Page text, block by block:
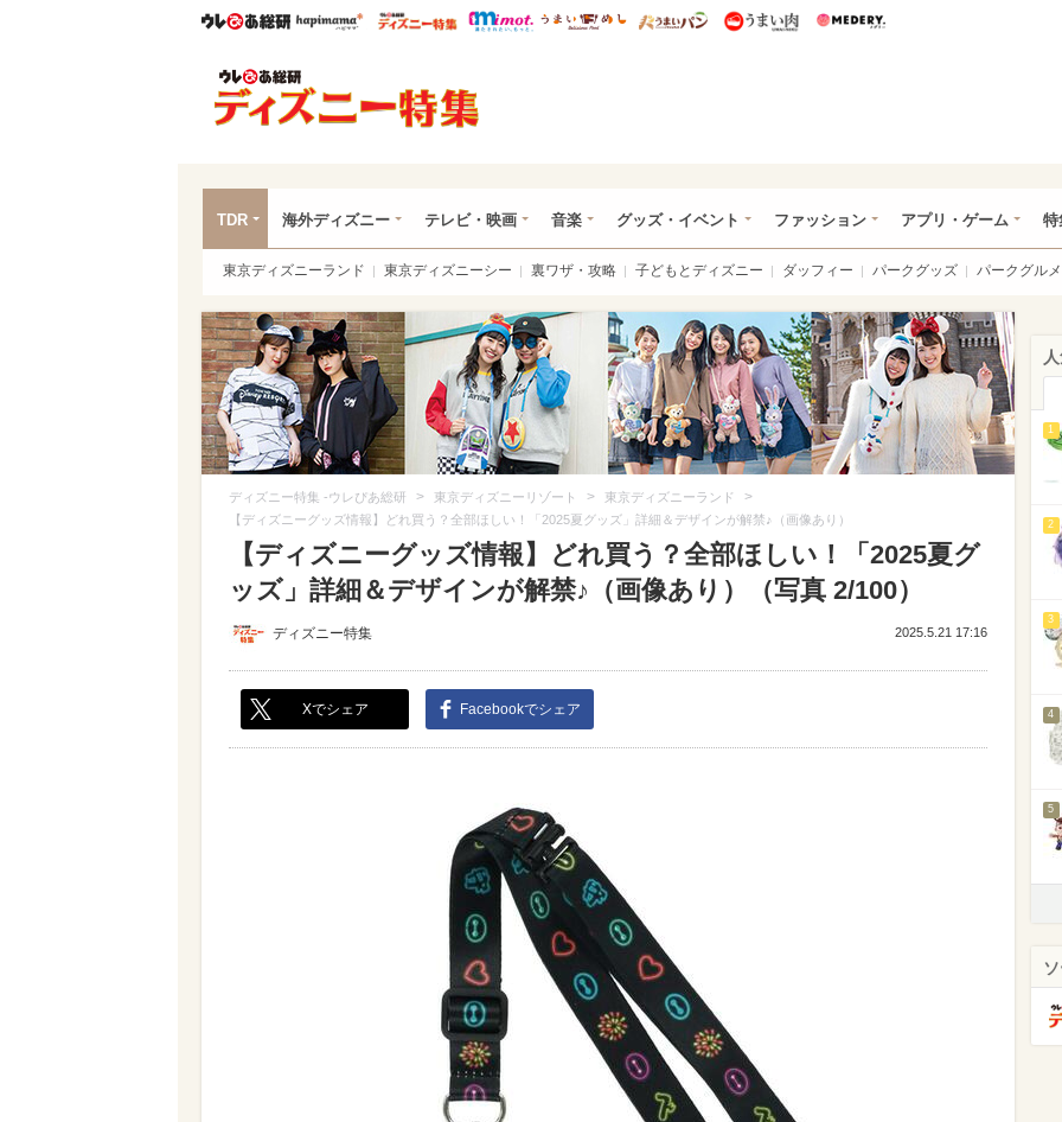
ウレぴあ総研ハピママ* ウレぴあ総研 ディズニー特集
mimot. うまいめし うまいパン うまい肉
TDR 海外ディズニー テレビ・映画 音楽 グッズ・イベント ファッション アプリ・ゲーム 特
東京ディズニーランド 東京ディズニーシー 裏ワザ・攻略 子どもとディズニー ダッフィー パークグッズ パークグルメ
ディズニー特集 -ウレぴあ総研 > 東京ディズニーリゾート > 東京ディズニーランド >
【ディズニーグッズ情報】どれ買う？全部ほしい！「2025夏グッズ」詳細＆デザインが解禁♪（画像あり）
【ディズニーグッズ情報】どれ買う？全部ほしい！「2025夏グ
ッズ」詳細＆デザインが解禁♪（画像あり）（写真 2/100）
ディズニー特集 2025.5.21 17:16
Xでシェア Facebookでシェア
1
2
3
4
5